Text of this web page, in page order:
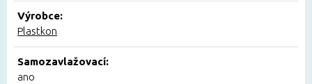
Výrobce:
Plastkon
Samozavlažovací:
ano